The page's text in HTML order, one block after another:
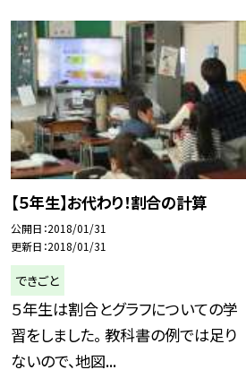
【５年生】お代わり！割合の計算
公開日 2018/01/31
更新日 2018/01/31
できごと
５年生は割合とグラフについての学
習をしました。 教科書の例では足り
ないので、地図...